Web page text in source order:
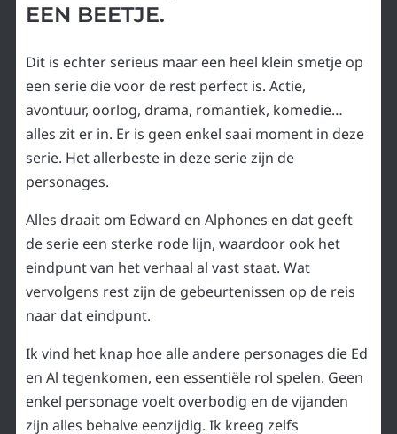
EEN BEETJE.
Dit is echter serieus maar een heel klein smetje op
een serie die voor de rest perfect is. Actie,
avontuur, oorlog, drama, romantiek, komedie…
alles zit er in. Er is geen enkel saai moment in deze
serie. Het allerbeste in deze serie zijn de
personages.
Alles draait om Edward en Alphones en dat geeft
de serie een sterke rode lijn, waardoor ook het
eindpunt van het verhaal al vast staat. Wat
vervolgens rest zijn de gebeurtenissen op de reis
naar dat eindpunt.
Ik vind het knap hoe alle andere personages die Ed
en Al tegenkomen, een essentiële rol spelen. Geen
enkel personage voelt overbodig en de vijanden
zijn alles behalve eenzijdig. Ik kreeg zelfs